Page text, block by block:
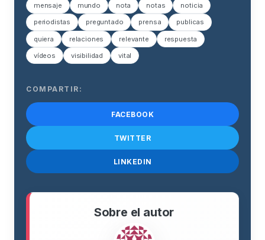
mensaje mundo nota notas noticia
periodistas preguntado prensa publicas
quiera relaciones relevante respuesta
vídeos visibilidad vital
COMPARTIR:
FACEBOOK
TWITTER
LINKEDIN
Sobre el autor